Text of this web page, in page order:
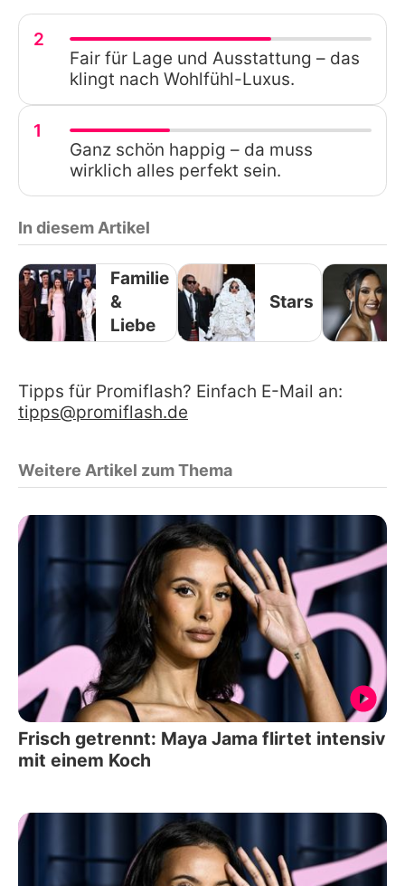
2
Fair für Lage und Ausstattung – das
klingt nach Wohlfühl-Luxus.
1
Ganz schön happig – da muss
wirklich alles perfekt sein.
In diesem Artikel
Familie
&
Liebe
Stars
Tipps für Promiflash? Einfach E-Mail an:
tipps@promiflash.de
Weitere Artikel zum Thema
Frisch getrennt: Maya Jama flirtet intensiv
mit einem Koch